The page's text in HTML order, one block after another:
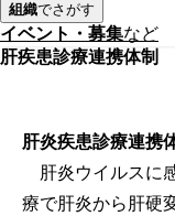
組織でさがす
イベント・募集など
肝疾患診療連携体制
肝炎疾患診療連携
肝炎ウイルスに
療で肝炎から肝硬